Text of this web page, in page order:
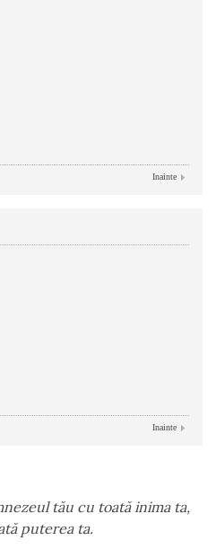
Inainte
Inainte
tău cu toată inima ta,
puterea ta.